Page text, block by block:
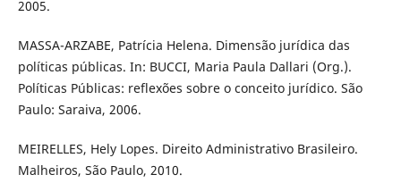
2005.
MASSA-ARZABE, Patrícia Helena. Dimensão jurídica das
políticas públicas. In: BUCCI, Maria Paula Dallari (Org.).
Políticas Públicas: reflexões sobre o conceito jurídico. São
Paulo: Saraiva, 2006.
MEIRELLES, Hely Lopes. Direito Administrativo Brasileiro.
Malheiros, São Paulo, 2010.